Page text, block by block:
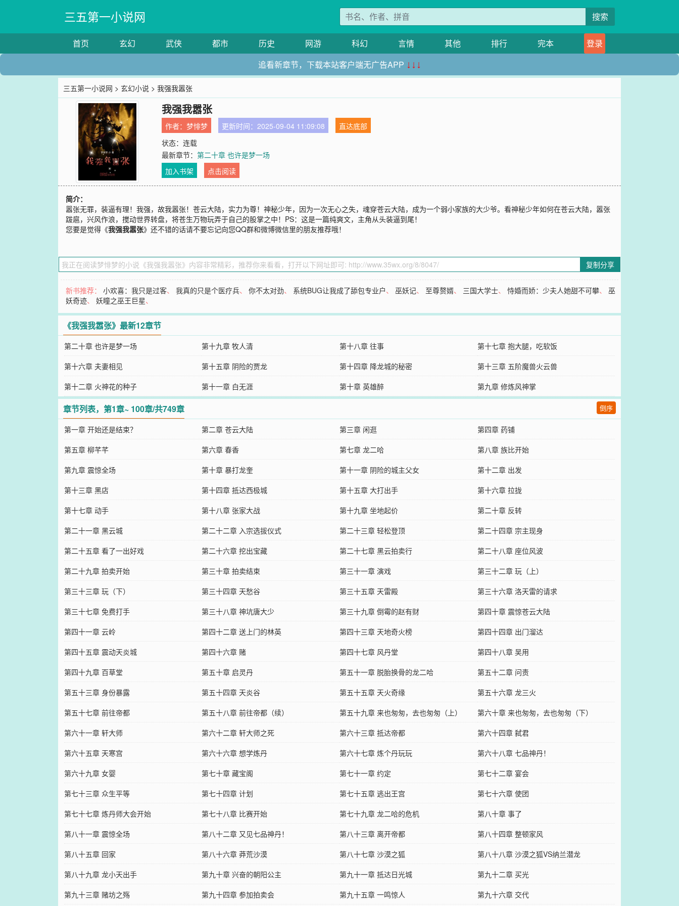
三五第一小说网 搜索
首页 玄幻 武侠 都市 历史 网游 科幻 言情 其他 排行 完本
登录
追看新章节，下载本站客户端无广告APP ↓↓↓
三五第一小说网 >玄幻小说 > 我强我嚣张
我强我嚣张
作者：梦悱梦 更新时间：2025-09-04 11:09:08
直达底部
状态：连载
最新章节：第二十章 也许是梦一场
加入书架
点击阅读
简介：
嚣张无罪，装逼有理！我强，故我嚣张！苍云大陆，实力为尊！神秘少年，因为一次无心之失，魂穿苍云大陆，成为一个弱小家族的大少爷。看神秘少年如何在苍云大陆，嚣张
跋扈，兴风作浪，搅动世界转盘，将苍生万物玩弄于自己的股掌之中！PS：这是一篇纯爽文，主角从头装逼到尾！
您要是觉得《我强我嚣张》还不错的话请不要忘记向您QQ群和微博微信里的朋友推荐哦！
复制分享
新书推荐：小欢喜：我只是过客、我真的只是个医疗兵、你不太对劲、 系统BUG让我成了舔包专业户、巫妖记、 至尊赘婿、 三国大学士、恃婚而娇：少夫人她甜不可攀、巫
妖奇迹、妖瞳之巫王巨星、
《我强我嚣张》最新12章节
第二十章 也许是梦一场 第十九章 牧人清 第十八章 往事
第十七章 抱大腿，吃软饭
第十六章 夫妻相见
第十五章 阴险的贾龙 第十四章 降龙城的秘密
第十三章 五阶魔兽火云兽
第十二章 火神花的种子
第十一章 白无涯 第十章 英雄醉 第九章 修炼风神掌
章节列表，第1章~ 100章/共749章 倒序
第一章 开始还是结束？ 第二章 苍云大陆 第三章 闲逛
第四章 药铺
第五章 柳芊芊
第六章 春香 第七章 龙二哈
第八章 族比开始
第九章 震惊全场
第十章 暴打龙奎 第十一章 阴险的城主父女
第十二章 出发
第十三章 黑店
第十四章 抵达西极城 第十五章 大打出手
第十六章 拉拢
第十七章 动手
第十八章 张家大战 第十九章 坐地起价
第二十章 反转
第二十一章 黑云城
第二十二章 入宗选拔仪式 第二十三章 轻松登顶
第二十四章 宗主现身
第二十五章 看了一出好戏
第二十六章 挖出宝藏 第二十七章 黑云拍卖行
第二十八章 座位风波
第二十九章 拍卖开始
第三十章 拍卖结束 第三十一章 演戏
第三十二章 玩（上）
第三十三章 玩（下）
第三十四章 天愁谷 第三十五章 天雷殿
第三十六章 洛天雷的请求
第三十七章 免费打手
第三十八章 神坑唐大少 第三十九章 倒霉的赵有财
第四十章 震惊苍云大陆
第四十一章 云岭
第四十二章 送上门的林英 第四十三章 天地奇火榜
第四十四章 出门溜达
第四十五章 震动天炎城
第四十六章 赌 第四十七章 风丹堂
第四十八章 吴用
第四十九章 百草堂
第五十章 启灵丹 第五十一章 脱胎换骨的龙二哈
第五十二章 问责
第五十三章 身份暴露
第五十四章 天炎谷 第五十五章 天火奇缘
第五十六章 龙三火
第五十七章 前往帝都
第五十八章 前往帝都（续） 第五十九章 来也匆匆，去也匆匆（上）
第六十章 来也匆匆，去也匆匆（下）
第六十一章 轩大师
第六十二章 轩大师之死 第六十三章 抵达帝都
第六十四章 弑君
第六十五章 天寒宫
第六十六章 想学炼丹 第六十七章 炼个丹玩玩
第六十八章 七品神丹！
第六十九章 女婴
第七十章 藏宝阁 第七十一章 约定
第七十二章 宴会
第七十三章 众生平等
第七十四章 计划 第七十五章 逃出王宫
第七十六章 使团
第七十七章 炼丹师大会开始
第七十八章 比赛开始 第七十九章 龙二哈的危机
第八十章 事了
第八十一章 震惊全场
第八十二章 又见七品神丹！ 第八十三章 离开帝都
第八十四章 整顿家风
第八十五章 回家
第八十六章 莽荒沙漠 第八十七章 沙漠之狐
第八十八章 沙漠之狐VS纳兰潜龙
第八十九章 龙小天出手
第九十章 兴奋的朝阳公主 第九十一章 抵达日光城
第九十二章 买光
第九十三章 赌坊之殇
第九十四章 参加拍卖会 第九十五章 一鸣惊人 第九十六章 交代